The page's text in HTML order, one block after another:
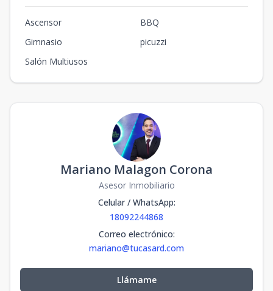
Ascensor
BBQ
Gimnasio
picuzzi
Salón Multiusos
Mariano Malagon Corona
Asesor Inmobiliario
Celular / WhatsApp:
18092244868
Correo electrónico:
mariano@tucasard.com
Llámame